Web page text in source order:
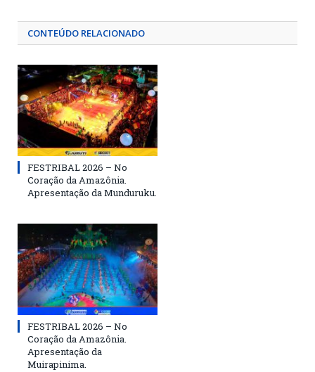
CONTEÚDO RELACIONADO
FESTRIBAL 2026 – No
Coração da Amazônia.
Apresentação da Munduruku.
FESTRIBAL 2026 – No
Coração da Amazônia.
Apresentação da
Muirapinima.